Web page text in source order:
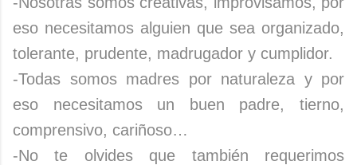
eso necesitamos alguien que sea organizado,
tolerante, prudente, madrugador y cumplidor.
-Todas somos madres por naturaleza y por
eso necesitamos un buen padre, tierno,
comprensivo, cariñoso…
-No te olvides que también requerimos